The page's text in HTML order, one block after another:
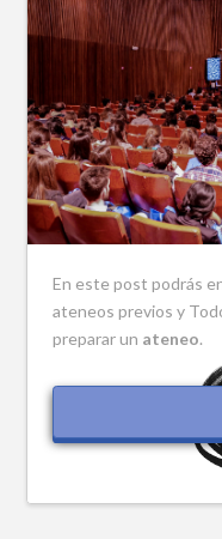
En este post podrás
ateneos previos y
preparar un ateneo.